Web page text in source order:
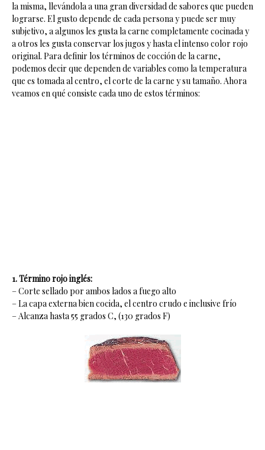
la misma, llevándola a una gran diversidad de sabores que pueden
lograrse. El gusto depende de cada persona y puede ser muy
subjetivo, a algunos les gusta la carne completamente cocinada y
a otros les gusta conservar los jugos y hasta el intenso color rojo
original. Para definir los términos de cocción de la carne,
podemos decir que dependen de variables como la temperatura
que es tomada al centro, el corte de la carne y su tamaño. Ahora
veamos en qué consiste cada uno de estos términos:
1. Término rojo inglés:
– Corte sellado por ambos lados a fuego alto
– La capa externa bien cocida, el centro crudo e inclusive frío
– Alcanza hasta 55 grados C, (130 grados F)